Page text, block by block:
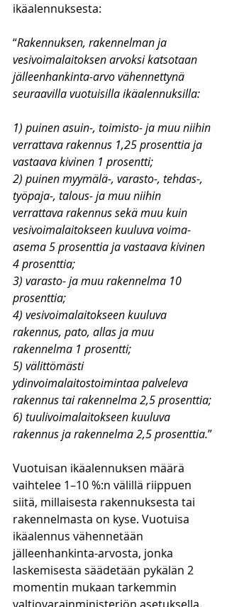
ikäalennuksesta:
“Rakennuksen, rakennelman ja
vesivoimalaitoksen arvoksi katsotaan
jälleenhankinta-arvo vähennettynä
seuraavilla vuotuisilla ikäalennuksilla:
1) puinen asuin-, toimisto- ja muu niihin
verrattava rakennus 1,25 prosenttia ja
vastaava kivinen 1 prosentti;
2) puinen myymälä-, varasto-, tehdas-,
työpaja-, talous- ja muu niihin
verrattava rakennus sekä muu kuin
vesivoimalaitokseen kuuluva voima-
asema 5 prosenttia ja vastaava kivinen
4 prosenttia;
3) varasto- ja muu rakennelma 10
prosenttia;
4) vesivoimalaitokseen kuuluva
rakennus, pato, allas ja muu
rakennelma 1 prosentti;
5) välittömästi
ydinvoimalaitostoimintaa palveleva
rakennus tai rakennelma 2,5 prosenttia;
6) tuulivoimalaitokseen kuuluva
rakennus ja rakennelma 2,5 prosenttia.”
Vuotuisan ikäalennuksen määrä
vaihtelee 1–10 %:n välillä riippuen
siitä, millaisesta rakennuksesta tai
rakennelmasta on kyse. Vuotuisa
ikäalennus vähennetään
jälleenhankinta-arvosta, jonka
laskemisesta säädetään pykälän 2
momentin mukaan tarkemmin